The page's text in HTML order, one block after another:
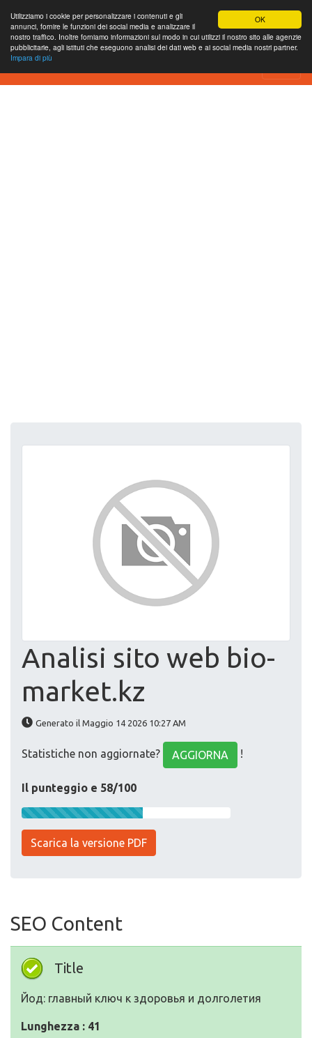
OK
Utilizziamo i cookie per personalizzare i contenuti e gli
annunci, fornire le funzioni dei social media e analizzare il
nostro traffico. Inoltre forniamo informazioni sul modo in cui utilizzi il nostro sito alle agenzie
pubblicitarie, agli istituti che eseguono analisi dei dati web e ai social media nostri partner.
Impara di più
XBOXTURK Website Review
Analisi sito web bio-
market.kz
Generato il Maggio 14 2026 10:27 AM
Statistiche non aggiornate? AGGIORNA !
Il punteggio e 58/100
Scarica la versione PDF
SEO Content
Title
Йод: главный ключ к здоровья и долголетия
Lunghezza : 41